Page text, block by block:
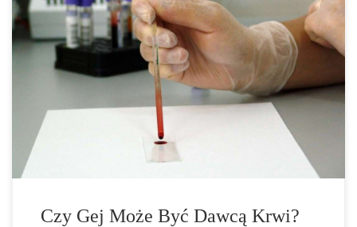
W Argentynie zniesiono zakaz oddawania krwi dla osób
homoseksualnych oraz biseksualnych. Środowiska LGBT mają
nadzieję, że taka decyzja będzie impulsem do tego, aby również
inne kraje nie podążyły tą drogą. Wykluczanie osób
homoseksualnych oraz biseksualnych z zostania dawcą tylko ze
względu na ich orientację seksualną jest bezzasadne – mówi
Marcin […]
Czy Gej Może Być Dawcą Krwi?